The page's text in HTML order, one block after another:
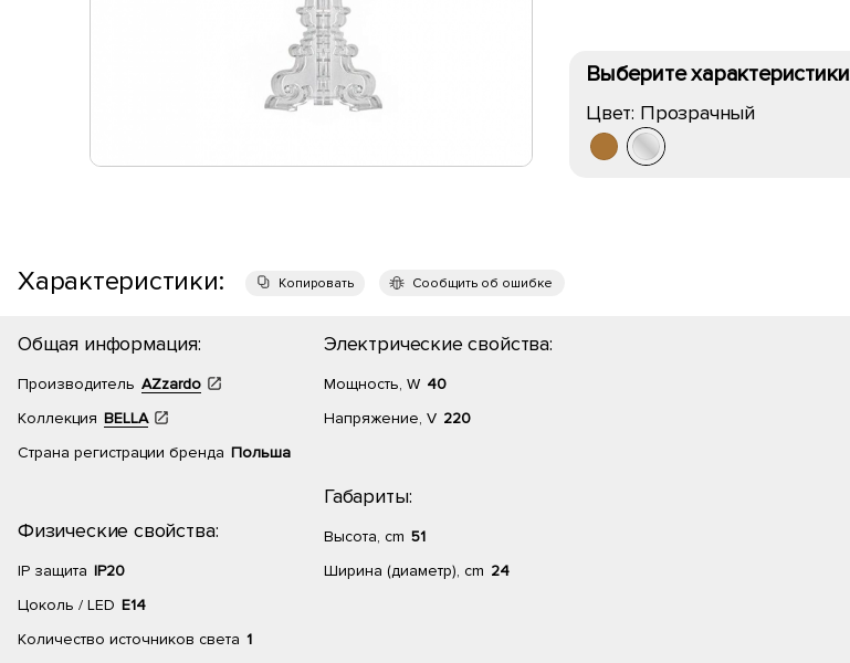
Выберите
Цвет: Прозрачный
Характеристики: Копировать Сообщить об ошибке
Общая информация:
Производитель AZzardo
Коллекция BELLA
Страна регистрации бренда Польша
Физические свойства:
IP защита IP20
Цоколь / LED E14
Количество источников света 1
Электрические свойства:
Мощность, W 40
Напряжение, V 220
Габариты:
Высота, cm 51
Ширина (диаметр), cm 24